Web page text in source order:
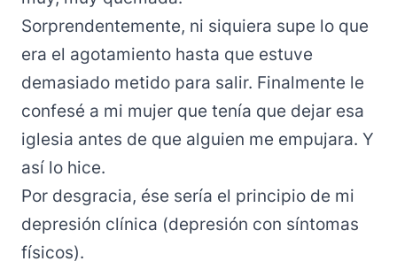
Sorprendentemente, ni siquiera supe lo que
era el agotamiento hasta que estuve
demasiado metido para salir. Finalmente le
confesé a mi mujer que tenía que dejar esa
iglesia antes de que alguien me empujara. Y
así lo hice.
Por desgracia, ése sería el principio de mi
depresión clínica (depresión con síntomas
físicos).